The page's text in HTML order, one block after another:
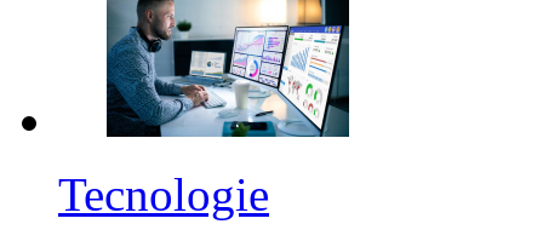
Tecnologie